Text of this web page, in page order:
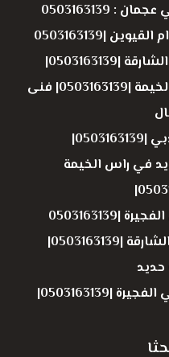
|0503163139
حداد أبواب حديد في راس الخيمة |0503163139| فنى
في راس الخيمة
تركيب قرميد حديد في الشارقة |0503163139|